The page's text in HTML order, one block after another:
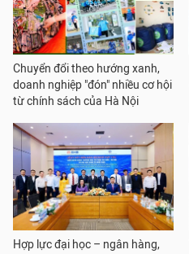
Chuyển đổi theo hướng xanh,
doanh nghiệp "đón" nhiều cơ hội
từ chính sách của Hà Nội
Hợp lực đại học – ngân hàng,